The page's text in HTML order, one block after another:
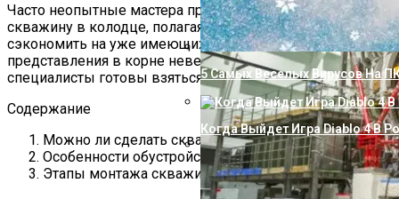
Как Подключить Насосную
5 Самых Веселых Вирусов На
Когда Выйдет Игра Diablo 4 В
Часто неопытные мастера принимают решение делать
скважину в колодце, полагая, что таким образом смогут
сэкономить на уже имеющихся вглубь метрах. Но такие
представления в корне неверны. Кроме того, не все
специалисты готовы взяться за подобный вид работ.
Содержание
Можно ли сделать скважину в колодце
Особенности обустройства
Этапы монтажа скважины в колодце